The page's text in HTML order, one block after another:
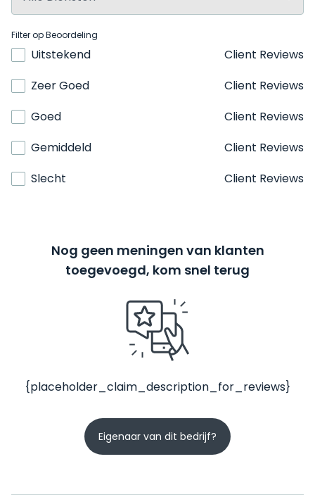
Filter op Beoordeling
Uitstekend
Client Reviews
Zeer Goed
Client Reviews
Goed
Client Reviews
Gemiddeld
Client Reviews
Slecht
Client Reviews
Nog geen meningen van klanten
toegevoegd, kom snel terug
{placeholder_claim_description_for_reviews}
Eigenaar van dit bedrijf?